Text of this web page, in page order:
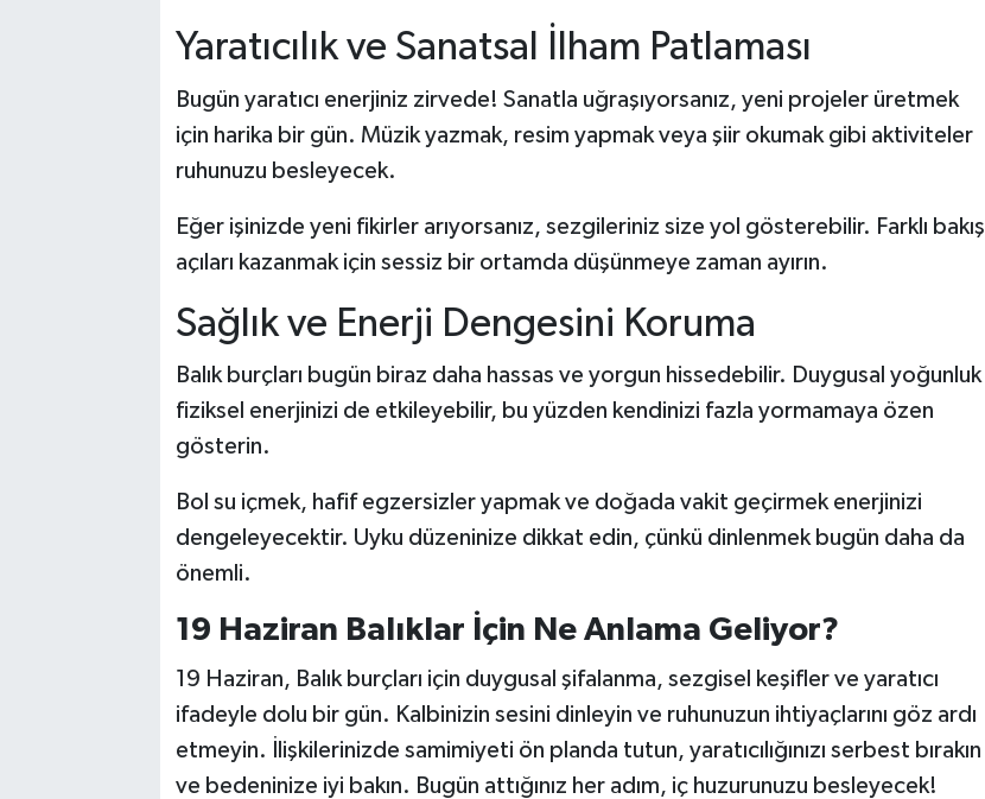
Yaratıcılık ve Sanatsal İlham Patlaması
Bugün yaratıcı enerjiniz zirvede! Sanatla uğraşıyorsanız, yeni projeler üretmek
için harika bir gün. Müzik yazmak, resim yapmak veya şiir okumak gibi aktiviteler
ruhunuzu besleyecek.
Eğer işinizde yeni fikirler arıyorsanız, sezgileriniz size yol gösterebilir. Farklı bakış
açıları kazanmak için sessiz bir ortamda düşünmeye zaman ayırın.
Sağlık ve Enerji Dengesini Koruma
Balık burçları bugün biraz daha hassas ve yorgun hissedebilir. Duygusal yoğunluk
fiziksel enerjinizi de etkileyebilir, bu yüzden kendinizi fazla yormamaya özen
gösterin.
Bol su içmek, hafif egzersizler yapmak ve doğada vakit geçirmek enerjinizi
dengeleyecektir. Uyku düzeninize dikkat edin, çünkü dinlenmek bugün daha da
önemli.
19 Haziran Balıklar İçin Ne Anlama Geliyor?
19 Haziran, Balık burçları için duygusal şifalanma, sezgisel keşifler ve yaratıcı
ifadeyle dolu bir gün. Kalbinizin sesini dinleyin ve ruhunuzun ihtiyaçlarını göz ardı
etmeyin. İlişkilerinizde samimiyeti ön planda tutun, yaratıcılığınızı serbest bırakın
ve bedeninize iyi bakın. Bugün attığınız her adım, iç huzurunuzu besleyecek!